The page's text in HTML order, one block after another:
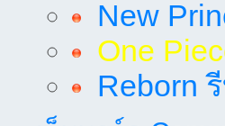
New
One
Reborn